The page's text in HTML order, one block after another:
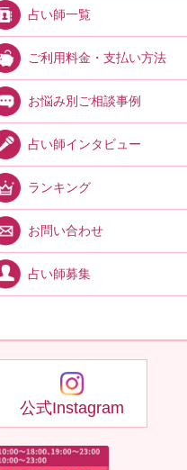
占い師一覧
ご利用料金・支払い方法
お悩み別ご相談事例
占い師インタビュー
ランキング
お問い合わせ
占い師募集
公式Instagram